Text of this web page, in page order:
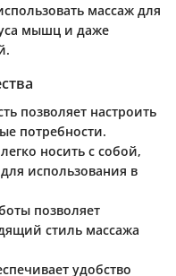
массаж для
мышц и даже
позволяет настроить
потребности.
носить с собой,
использования в
позволяет
стиль массажа
удобство